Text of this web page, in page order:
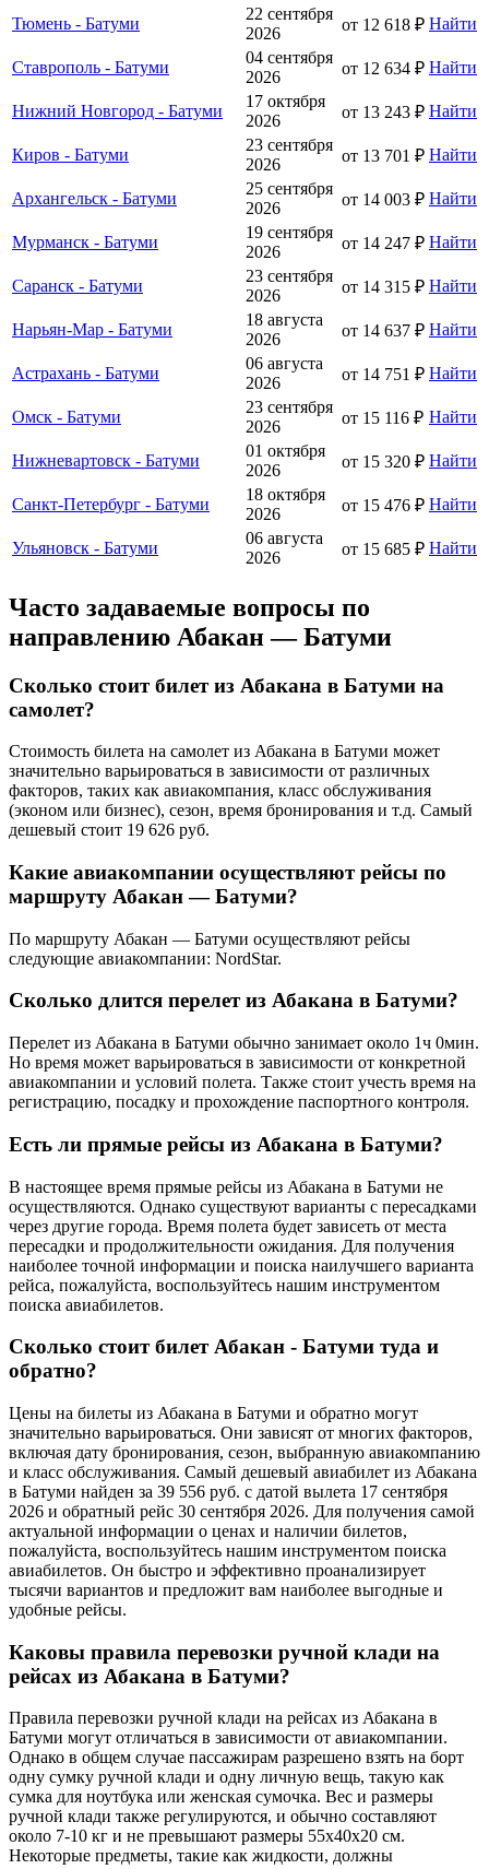
Тюмень - Батуми
22 сентября
2026
от 12 618 ₽ Найти
Ставрополь - Батуми
04 сентября
2026
от 12 634 ₽ Найти
Нижний Новгород - Батуми
17 октября
2026
от 13 243 ₽ Найти
Киров - Батуми
23 сентября
2026
от 13 701 ₽ Найти
Архангельск - Батуми
25 сентября
2026
от 14 003 ₽ Найти
Мурманск - Батуми
19 сентября
2026
от 14 247 ₽ Найти
Саранск - Батуми
23 сентября
2026
от 14 315 ₽ Найти
Нарьян-Мар - Батуми
18 августа
2026
от 14 637 ₽ Найти
Астрахань - Батуми
06 августа
2026
от 14 751 ₽ Найти
Омск - Батуми
23 сентября
2026
от 15 116 ₽ Найти
Нижневартовск - Батуми
01 октября
2026
от 15 320 ₽ Найти
Санкт-Петербург - Батуми
18 октября
2026
от 15 476 ₽ Найти
Ульяновск - Батуми
06 августа
2026
от 15 685 ₽ Найти
Часто задаваемые вопросы по
направлению Абакан — Батуми
Сколько стоит билет из Абакана в Батуми на
самолет?
Стоимость билета на самолет из Абакана в Батуми может
значительно варьироваться в зависимости от различных
факторов, таких как авиакомпания, класс обслуживания
(эконом или бизнес), сезон, время бронирования и т.д. Самый
дешевый стоит 19 626 руб.
Какие авиакомпании осуществляют рейсы по
маршруту Абакан — Батуми?
По маршруту Абакан — Батуми осуществляют рейсы
следующие авиакомпании: NordStar.
Сколько длится перелет из Абакана в Батуми?
Перелет из Абакана в Батуми обычно занимает около 1ч 0мин.
Но время может варьироваться в зависимости от конкретной
авиакомпании и условий полета. Также стоит учесть время на
регистрацию, посадку и прохождение паспортного контроля.
Есть ли прямые рейсы из Абакана в Батуми?
В настоящее время прямые рейсы из Абакана в Батуми не
осуществляются. Однако существуют варианты с пересадками
через другие города. Время полета будет зависеть от места
пересадки и продолжительности ожидания. Для получения
наиболее точной информации и поиска наилучшего варианта
рейса, пожалуйста, воспользуйтесь нашим инструментом
поиска авиабилетов.
Сколько стоит билет Абакан - Батуми туда и
обратно?
Цены на билеты из Абакана в Батуми и обратно могут
значительно варьироваться. Они зависят от многих факторов,
включая дату бронирования, сезон, выбранную авиакомпанию
и класс обслуживания. Самый дешевый авиабилет из Абакана
в Батуми найден за 39 556 руб. с датой вылета 17 сентября
2026 и обратный рейс 30 сентября 2026. Для получения самой
актуальной информации о ценах и наличии билетов,
пожалуйста, воспользуйтесь нашим инструментом поиска
авиабилетов. Он быстро и эффективно проанализирует
тысячи вариантов и предложит вам наиболее выгодные и
удобные рейсы.
Каковы правила перевозки ручной клади на
рейсах из Абакана в Батуми?
Правила перевозки ручной клади на рейсах из Абакана в
Батуми могут отличаться в зависимости от авиакомпании.
Однако в общем случае пассажирам разрешено взять на борт
одну сумку ручной клади и одну личную вещь, такую как
сумка для ноутбука или женская сумочка. Вес и размеры
ручной клади также регулируются, и обычно составляют
около 7-10 кг и не превышают размеры 55x40x20 см.
Некоторые предметы, такие как жидкости, должны